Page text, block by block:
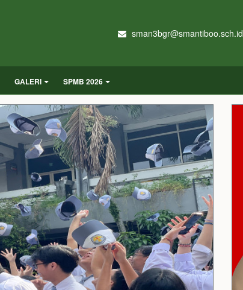
sman3bgr@smantiboo.sch.id
GALERI SPMB 2026